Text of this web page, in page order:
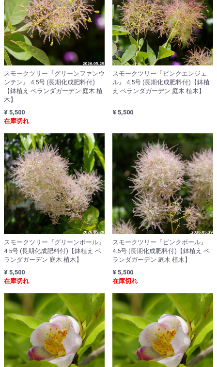
スモークツリー『グリーンファンウ
ンテン』 4.5号 (長期化成肥料付)
【鉢植え ベランダガーデン 庭木 植
木】
¥ 5,500
在庫切れ
スモークツリー『ピンクエンジェ
ル』 4.5号 (長期化成肥料付)【鉢植
え ベランダガーデン 庭木 植木】
¥ 5,500
スモークツリー『グリーンボール』
4.5号 (長期化成肥料付)【鉢植え ベ
ランダガーデン 庭木 植木】
¥ 5,500
在庫切れ
スモークツリー『ピンクボール』
4.5号 (長期化成肥料付)【鉢植え ベ
ランダガーデン 庭木 植木】
¥ 5,500
在庫切れ